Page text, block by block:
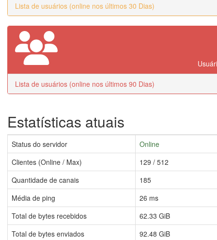
Lista de usuários (online nos últimos 30 Dias)
Lista de usuários (online nos últimos 90 Dias)
Estatísticas atuais
Status do servidor
Online
Clientes (Online / Max)
129 / 512
Quantidade de canais
185
Média de ping
26 ms
Total de bytes recebidos
62.33 GiB
Total de bytes enviados
92.48 GiB